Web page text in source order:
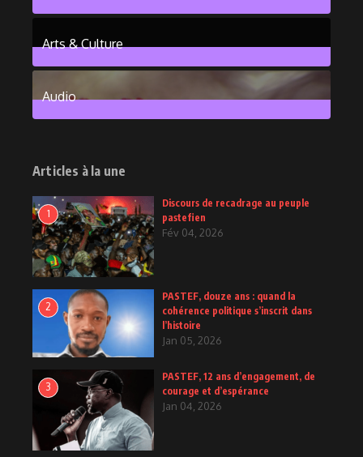
Arts & Culture
6Posts
Audio
Articles à la une
1
Discours de recadrage au peuple
pastefien
Fév 04, 2026
2
PASTEF, douze ans : quand la
cohérence politique s’inscrit dans
l’histoire
Jan 05, 2026
3
PASTEF, 12 ans d’engagement, de
courage et d’espérance
Jan 04, 2026